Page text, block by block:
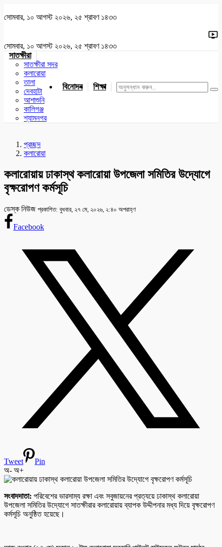
সোমবার, ১০ আগস্ট ২০২৬, ২৫ শ্রাবণ ১৪৩৩
সোমবার, ১০ আগস্ট ২০২৬, ২৫ শ্রাবণ ১৪৩৩
সাতক্ষীরা
সাতক্ষীরা সদর
কলারোয়া
তালা
দেবহাটা
আশাশুনি
কালিগঞ্জ
শ্যামনগর
বিনোদন শিক্ষা খেলাধুলা জাতীয় যশোর
প্রচ্ছদ
কলারোয়া
কলারোয়ায় ঢাকাস্থ কলারোয়া উপজেলা সমিতির উদ্যোগে
বৃক্ষরোপণ কর্মসূচি
ডেস্ক নিউজ প্রকাশিত: বুধবার, ২৭ মে, ২০২৬, ২:৪০ অপরাহ্ণ
Facebook
Tweet
Pin
অ- অ+
সংবাদদাতা: পরিবেশের ভারসাম্য রক্ষা এবং সবুজায়নের প্রত্যয়ে ঢাকাস্থ কলারোয়া
উপজেলা সমিতির উদ্যোগে সাতক্ষীরার কলারোয়ায় ব্যাপক উদ্দীপনার মধ্য দিয়ে বৃক্ষরোপণ
কর্মসূচি অনুষ্ঠিত হয়েছে।